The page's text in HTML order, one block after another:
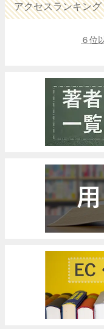
アクセスランキング
６位